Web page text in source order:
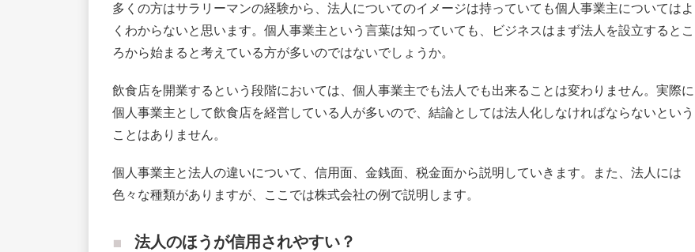
多くの方はサラリーマンの経験から、法人についてのイメージは持っていても個人事業主についてはよ
くわからないと思います。個人事業主という言葉は知っていても、ビジネスはまず法人を設立するとこ
ろから始まると考えている方が多いのではないでしょうか。
飲食店を開業するという段階においては、個人事業主でも法人でも出来ることは変わりません。実際に
個人事業主として飲食店を経営している人が多いので、結論としては法人化しなければならないという
ことはありません。
個人事業主と法人の違いについて、信用面、金銭面、税金面から説明していきます。また、法人には
色々な種類がありますが、ここでは株式会社の例で説明します。
法人のほうが信用されやすい？